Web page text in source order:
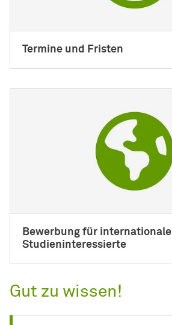
Termine und Fristen
Bewerbung für internationale
Studieninteressierte
Gut zu wissen!